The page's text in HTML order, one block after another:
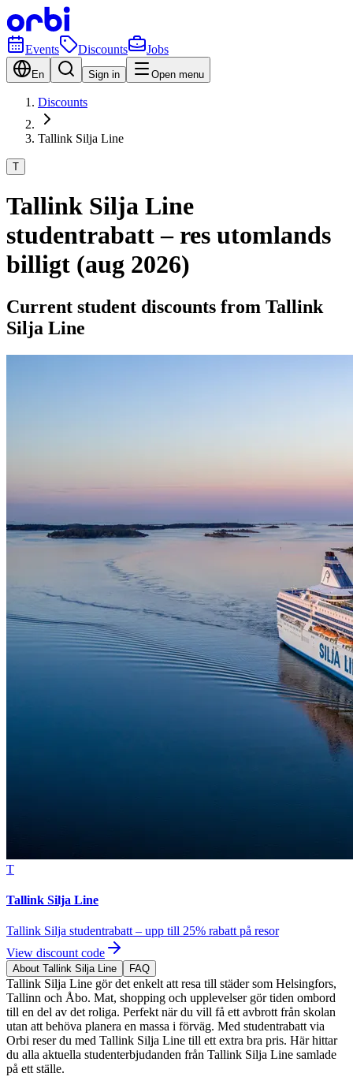
Events Discounts Jobs
En Sign in Open menu
Discounts
Tallink Silja Line
T
Tallink Silja Line
studentrabatt – res utomlands
billigt (aug 2026)
Current student discounts from Tallink
Silja Line
T
Tallink Silja Line
Tallink Silja studentrabatt – upp till 25% rabatt på resor
View discount code
About Tallink Silja Line FAQ
Tallink Silja Line gör det enkelt att resa till städer som Helsingfors,
Tallinn och Åbo. Mat, shopping och upplevelser gör tiden ombord
till en del av det roliga. Perfekt när du vill få ett avbrott från skolan
utan att behöva planera en massa i förväg. Med studentrabatt via
Orbi reser du med Tallink Silja Line till ett extra bra pris. Här hittar
du alla aktuella studenterbjudanden från Tallink Silja Line samlade
på ett ställe.